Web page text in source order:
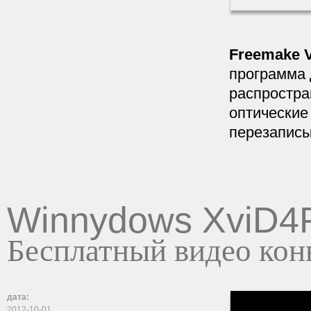
Freemake
программа
Winnydows
Бесплатный видео
дата: